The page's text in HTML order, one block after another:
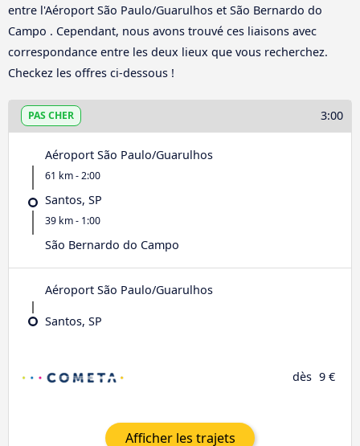
entre l'Aéroport São Paulo/Guarulhos et São Bernardo do
Campo . Cependant, nous avons trouvé ces liaisons avec
correspondance entre les deux lieux que vous recherchez.
Checkez les offres ci-dessous !
PAS CHER 3:00
Aéroport São Paulo/Guarulhos
61 km - 2:00
Santos, SP
39 km - 1:00
São Bernardo do Campo
Aéroport São Paulo/Guarulhos
Santos, SP
dès 9 €
Afficher les trajets